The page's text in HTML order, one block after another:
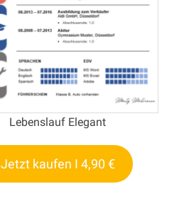
Lebenslauf Elegant
Jetzt kaufen I 4,90 €